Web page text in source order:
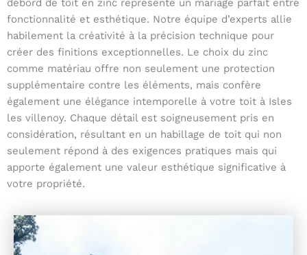
débord de toit en zinc représente un mariage parfait entre
fonctionnalité et esthétique. Notre équipe d’experts allie
habilement la créativité à la précision technique pour
créer des finitions exceptionnelles. Le choix du zinc
comme matériau offre non seulement une protection
supplémentaire contre les éléments, mais confère
également une élégance intemporelle à votre toit à Isles
les villenoy. Chaque détail est soigneusement pris en
considération, résultant en un habillage de toit qui non
seulement répond à des exigences pratiques mais qui
apporte également une valeur esthétique significative à
votre propriété.